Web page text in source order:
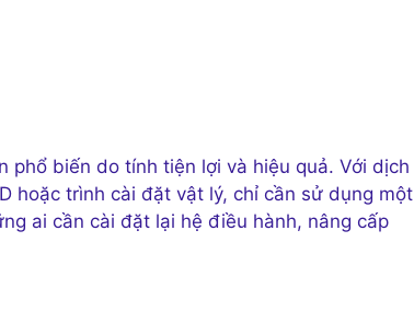
phổ biến do tính tiện lợi và hiệu quả. Với dịch
hoặc trình cài đặt vật lý, chỉ cần sử dụng một
ai cần cài đặt lại hệ điều hành, nâng cấp